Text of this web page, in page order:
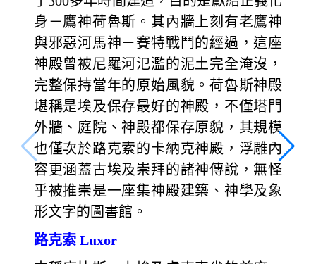
身－鷹神荷魯斯。其內牆上刻有老鷹神
與邪惡河馬神－賽特戰鬥的經過，這座
神殿曾被尼羅河氾濫的泥土完全淹沒，
完整保持當年的原始風貌。荷魯斯神殿
堪稱是埃及保存最好的神殿，不僅塔門
外牆、庭院、神殿都保存原貌，其規模
也僅次於路克索的卡納克神殿，浮雕內
容更涵蓋古埃及崇拜的諸神傳說，無怪
乎被推崇是一座集神殿建築、神學及象
形文字的圖書館。
路克索 Luxor